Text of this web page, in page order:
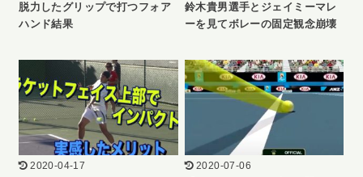
脱力したグリップで打つフォア
ハンド結果
鈴木貴男選手とジェイミーマレ
ーを見てボレーの固定観念崩壊
2020-04-17
2020-07-06